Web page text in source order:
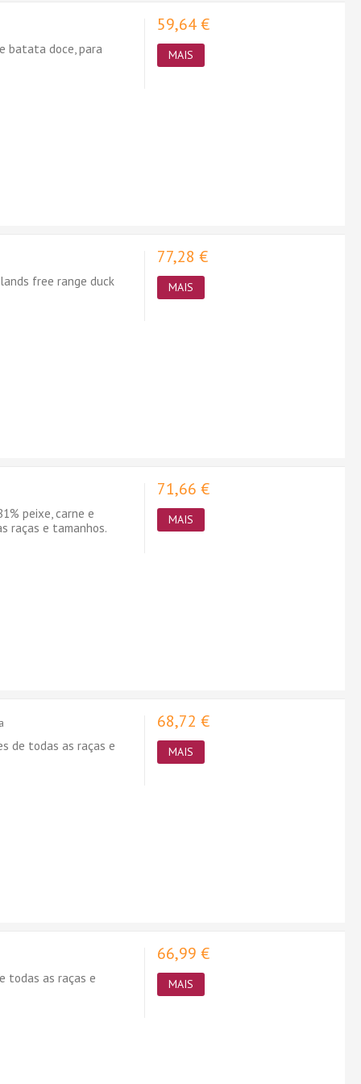
batata doce, para
59,64 €
MAIS
free range duck
77,28 €
MAIS
peixe, carne e
raças e tamanhos.
71,66 €
MAIS
de todas as raças e
68,72 €
MAIS
todas as raças e
66,99 €
MAIS